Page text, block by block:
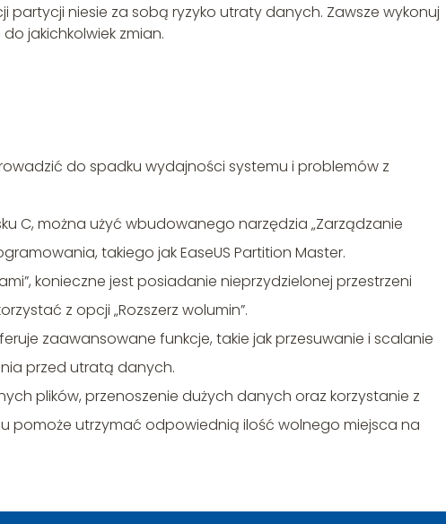
partycji niesie za sobą ryzyko utraty danych. Zawsze wykonuj
jakichkolwiek zmian.
do spadku wydajności systemu i problemów z
C, można użyć wbudowanego narzędzia „Zarządzanie
takiego jak EaseUS Partition Master.
konieczne jest posiadanie nieprzydzielonej przestrzeni
z opcji „Rozszerz wolumin”.
zaawansowane funkcje, takie jak przesuwanie i scalanie
przed utratą danych.
plików, przenoszenie dużych danych oraz korzystanie z
pomoże utrzymać odpowiednią ilość wolnego miejsca na